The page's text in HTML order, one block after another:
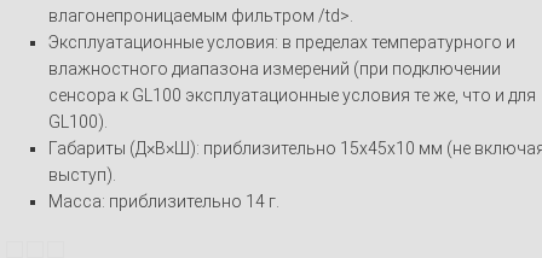
влагонепроницаемым фильтром /td>.
Эксплуатационные условия: в пределах температурного и
влажностного диапазона измерений (при подключении
сенсора к GL100 эксплуатационные условия те же, что и для
GL100).
Габариты (Д×В×Ш): приблизительно 15x45x10 мм (не
выступ).
Масса: приблизительно 14 г.